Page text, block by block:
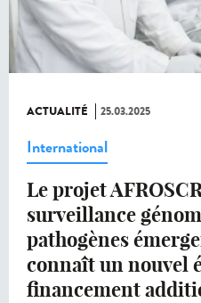
ACTUALITÉ 25.03.2025
International
Le projet
surveillance
pathogènes
connaît un nouvel
financement